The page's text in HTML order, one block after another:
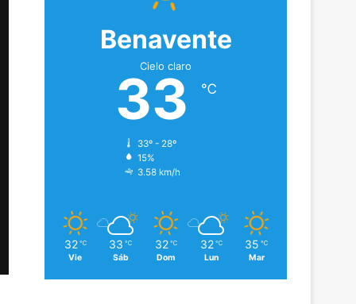
Benavente
Cielo claro
33 ℃
33º - 28º
15%
3.58 km/h
32 ℃
Vie
33 ℃
Sáb
32 ℃
Dom
32 ℃
Lun
35 ℃
Mar